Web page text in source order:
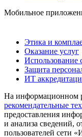
Мобильное
Этика и
Оказание услуг
Использование
Защита
ИТ
На информационном
рекомендательные
предоставления
и анализа сведений,
пользователей сети